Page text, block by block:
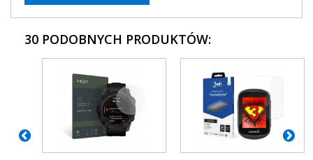
30 PODOBNYCH PRODUKTÓW: